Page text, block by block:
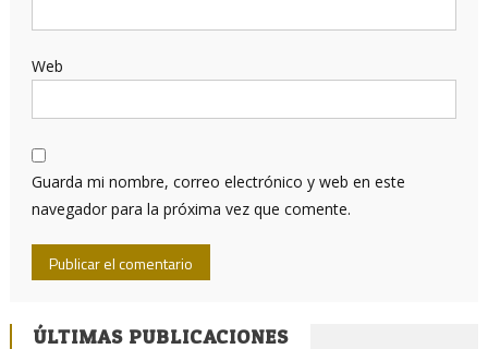
Web
Guarda mi nombre, correo electrónico y web en este
navegador para la próxima vez que comente.
ÚLTIMAS PUBLICACIONES